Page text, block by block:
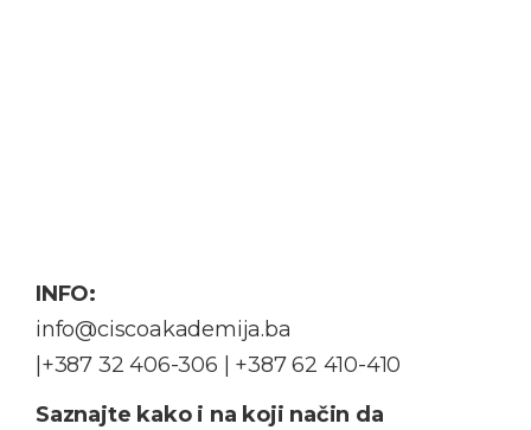
INFO:
info@ciscoakademija.ba
|+387 32 406-306 | +387 62 410-410
Saznajte kako i na koji način da